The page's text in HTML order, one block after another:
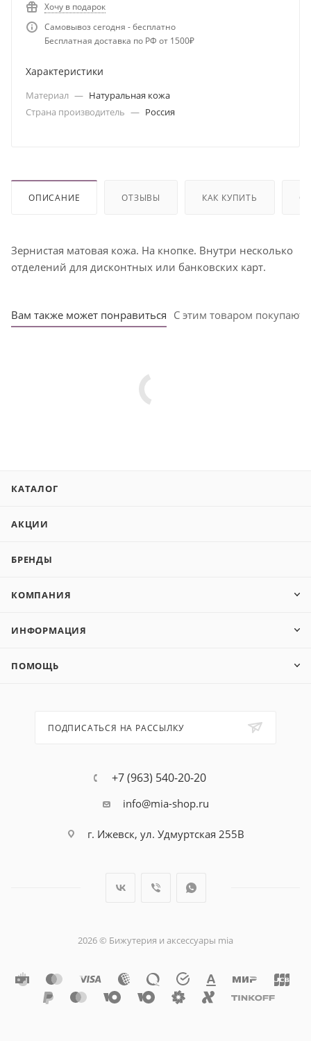
Хочу в подарок
Самовывоз сегодня - бесплатно
Бесплатная доставка по РФ от 1500₽
Характеристики
Материал — Натуральная кожа
Страна производитель — Россия
ОПИСАНИЕ ОТЗЫВЫ КАК КУПИТЬ
Зернистая матовая кожа. На кнопке. Внутри несколько
отделений для дисконтных или банковских карт.
Вам также может понравиться С этим товаром покупают
КАТАЛОГ
АКЦИИ
БРЕНДЫ
КОМПАНИЯ
ИНФОРМАЦИЯ
ПОМОЩЬ
ПОДПИСАТЬСЯ НА РАССЫЛКУ
+7 (963) 540-20-20
info@mia-shop.ru
г. Ижевск, ул. Удмуртская 255В
2026 © Бижутерия и аксессуары mia